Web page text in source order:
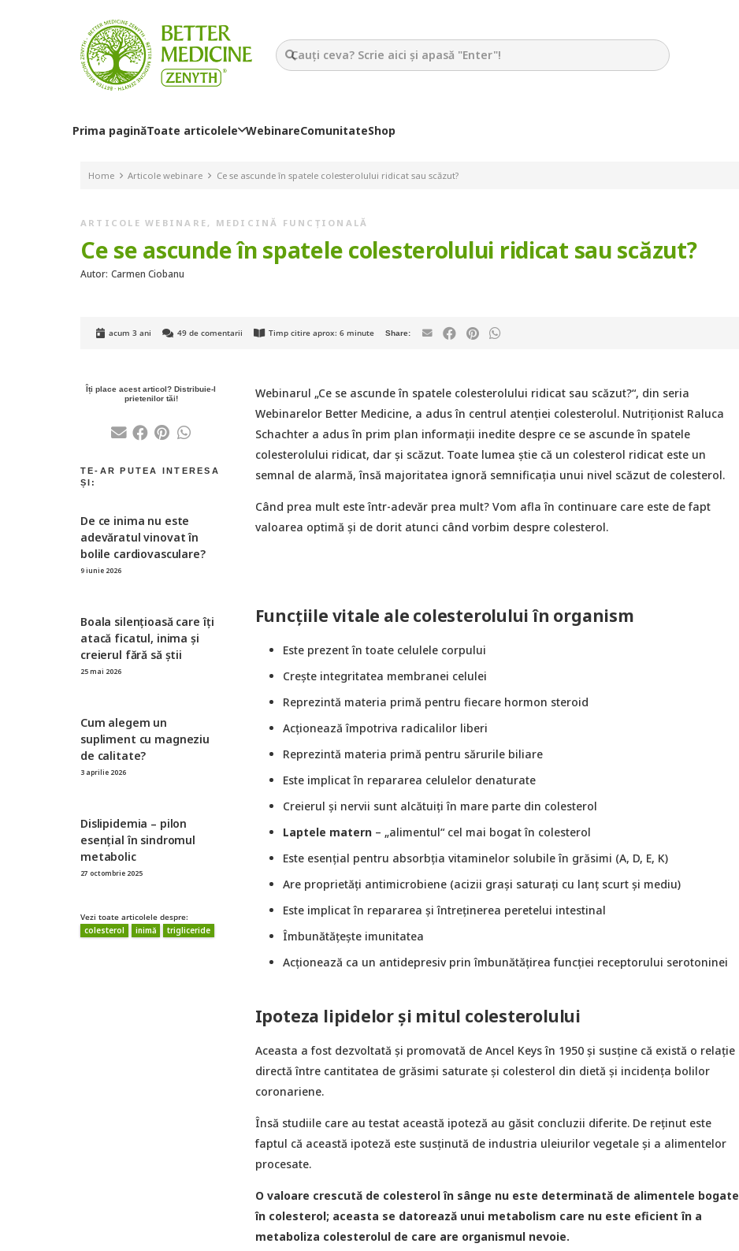
Prima paginăToate articolele WebinareComunitateShop
Home Articole webinare Ce se ascunde în spatele colesterolului ridicat sau scăzut?
ARTICOLE WEBINARE , MEDICINĂ FUNCȚIONALĂ
Ce se ascunde în spatele colesterolului ridicat sau scăzut?
Autor: Carmen Ciobanu
acum 3 ani 49de comentarii Timp citire aprox: 6 minute
De ce inima nu este
adevăratul vinovat în
bolile cardiovasculare?
9 iunie 2026
Boala silențioasă care îți
atacă ficatul, inima și
creierul fără să știi
25 mai 2026
Cum alegem un
supliment cu magneziu
de calitate?
3 aprilie 2026
Dislipidemia – pilon
esențial în sindromul
metabolic
27 octombrie 2025
Vezi toate articolele despre:
colesterol
inimă trigliceride
Webinarul „Ce se ascunde în spatele colesterolului ridicat sau scăzut?“, din seria
Webinarelor Better Medicine, a adus în centrul atenției colesterolul. Nutriționist Raluca
Schachter a adus în prim plan informații inedite despre ce se ascunde în spatele
colesterolului ridicat, dar și scăzut. Toate lumea știe că un colesterol ridicat este un
semnal de alarmă, însă majoritatea ignoră semnificația unui nivel scăzut de colesterol.
Când prea mult este într-adevăr prea mult? Vom afla în continuare care este de fapt
valoarea optimă și de dorit atunci când vorbim despre colesterol.
Funcțiile vitale ale colesterolului în organism
Este prezent în toate celulele corpului
Crește integritatea membranei celulei
Reprezintă materia primă pentru fiecare hormon steroid
Acționează împotriva radicalilor liberi
Reprezintă materia primă pentru sărurile biliare
Este implicat în repararea celulelor denaturate
Creierul și nervii sunt alcătuiți în mare parte din colesterol
Laptele matern– „alimentul“ cel mai bogat în colesterol
Este esențial pentru absorbția vitaminelor solubile în grăsimi (A, D, E, K)
Are proprietăți antimicrobiene (acizii grași saturați cu lanț scurt și mediu)
Este implicat în repararea și întreținerea peretelui intestinal
Îmbunătățește imunitatea
Acționează ca un antidepresiv prin îmbunătățirea funcției receptorului serotoninei
Ipoteza lipidelor și mitul colesterolului
Aceasta a fost dezvoltată și promovată de Ancel Keys în 1950 și susține că există o relație
directă între cantitatea de grăsimi saturate și colesterol din dietă și incidența bolilor
coronariene.
Însă studiile care au testat această ipoteză au găsit concluzii diferite. De reținut este
faptul că această ipoteză este susținută de industria uleiurilor vegetale și a alimentelor
procesate.
O valoare crescută de colesterol în sânge nu este determinată de alimentele bogate
în colesterol; aceasta se datorează unui metabolism care nu este eficient în a
metaboliza colesterolul de care are organismul nevoie.